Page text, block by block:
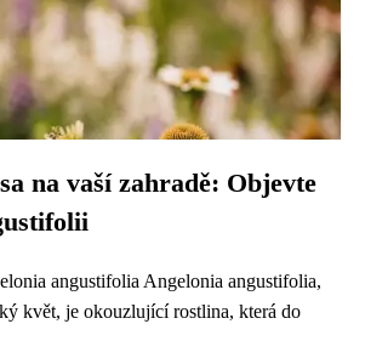
na vaší zahradě: Objevte
angustifolia Angelonia angustifolia,
květ, je okouzlující rostlina, která do